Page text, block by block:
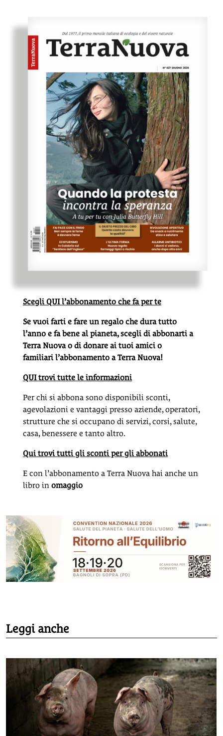
Scegli QUI l’abbonamento che fa per te
Se vuoi farti e fare un regalo che dura tutto
l’anno e fa bene al pianeta, scegli di abbonarti a
Terra Nuova o di donare ai tuoi amici o
familiari l’abbonamento a Terra Nuova!
QUI trovi tutte le informazioni
Per chi si abbona sono disponibili sconti,
agevolazioni e vantaggi presso aziende, operatori,
strutture che si occupano di servizi, corsi, salute,
casa, benessere e tanto altro.
Qui trovi tutti gli sconti per gli abbonati
E con l’abbonamento a Terra Nuova hai anche un
libro in omaggio
Leggi anche